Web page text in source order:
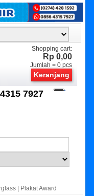
Shopping cart:
Rp 0,00
Jumlah =0 pcs
Keranjang
7927
| Plakat Award